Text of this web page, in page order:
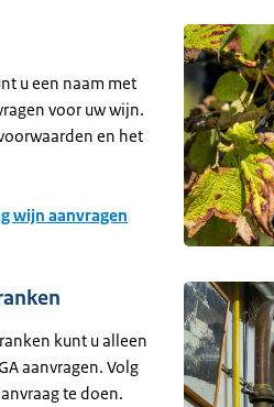
u een naam met
voor uw wijn.
en het
wijn aanvragen
kunt u alleen
aanvragen. Volg
te doen.